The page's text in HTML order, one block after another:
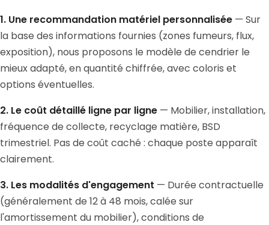
1. Une recommandation matériel personnalisée — Sur
la base des informations fournies (zones fumeurs, flux,
exposition), nous proposons le modèle de cendrier le
mieux adapté, en quantité chiffrée, avec coloris et
options éventuelles.
2. Le coût détaillé ligne par ligne — Mobilier, installation,
fréquence de collecte, recyclage matière, BSD
trimestriel. Pas de coût caché : chaque poste apparaît
clairement.
3. Les modalités d'engagement — Durée contractuelle
(généralement de 12 à 48 mois, calée sur
l'amortissement du mobilier), conditions de